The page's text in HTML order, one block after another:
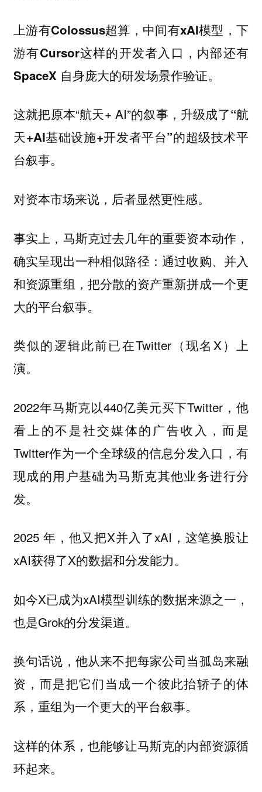
上游有Colossus超算，中间有xAI模型，下
游有Cursor这样的开发者入口，内部还有
SpaceX 自身庞大的研发场景作验证。
这就把原本“航天+ AI”的叙事，升级成了“航
天+AI基础设施+开发者平台”的超级技术平
台叙事。
对资本市场来说，后者显然更性感。
事实上，马斯克过去几年的重要资本动作，
确实呈现出一种相似路径：通过收购、并入
和资源重组，把分散的资产重新拼成一个更
大的平台叙事。
类似的逻辑此前已在Twitter（现名X）上
演。
2022年马斯克以440亿美元买下Twitter，他
看上的不是社交媒体的广告收入，而是
Twitter作为一个全球级的信息分发入口，有
现成的用户基础为马斯克其他业务进行分
发。
2025 年，他又把X并入了xAI，这笔换股让
xAI获得了X的数据和分发能力。
如今X已成为xAI模型训练的数据来源之一，
也是Grok的分发渠道。
换句话说， 他从来不把每家公司当孤岛来融
资，而是把它们当成一个彼此抬轿子的体
系，重组为一个更大的平台叙事。
这样的体系，也能够让马斯克的内部资源循
环起来。